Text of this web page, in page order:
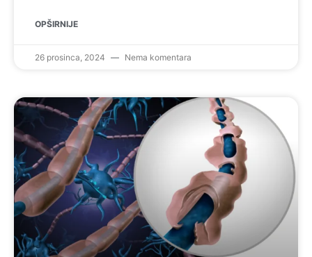
OPŠIRNIJE
26 prosinca, 2024 Nema komentara